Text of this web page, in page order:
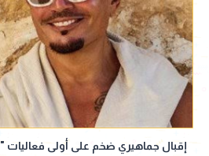
سامو زين يحسم الجدل: مرتبط فعلًا..